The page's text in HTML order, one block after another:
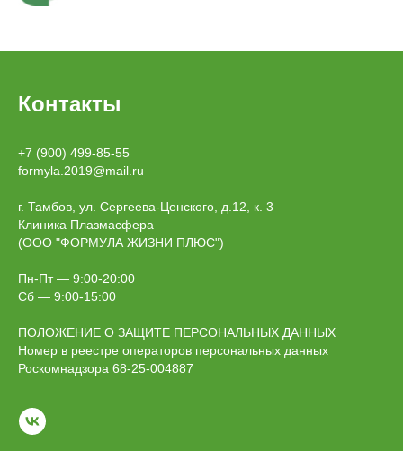
Контакты
+7 (900) 499-85-55
formyla.2019@mail.ru
г. Тамбов, ул. Сергеева-Ценского, д.12, к. 3
Клиника Плазмасфера
(ООО "ФОРМУЛА ЖИЗНИ ПЛЮС")
Пн-Пт — 9:00-20:00
Сб — 9:00-15:00
ПОЛОЖЕНИЕ О ЗАЩИТЕ ПЕРСОНАЛЬНЫХ ДАННЫХ
Номер в реестре операторов персональных данных
Роскомнадзора 68-25-004887